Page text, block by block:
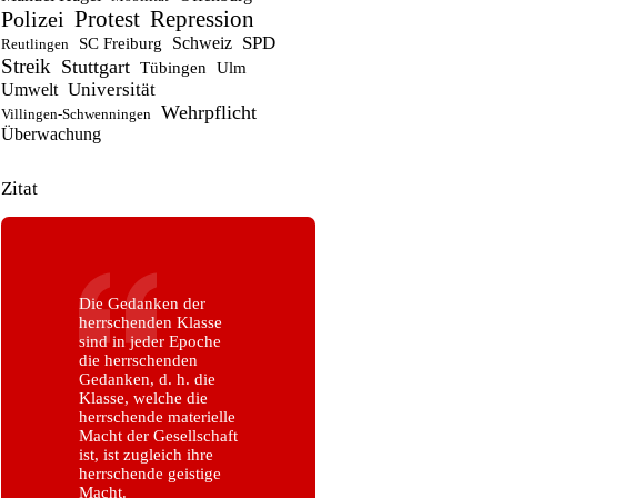
Polizei Protest Repression
Reutlingen SC Freiburg Schweiz SPD
Streik Stuttgart Tübingen Ulm
Umwelt Universität
Villingen-Schwenningen Wehrpflicht
Überwachung
Zitat
Die Gedanken der
herrschenden Klasse
sind in jeder Epoche
die herrschenden
Gedanken, d. h. die
Klasse, welche die
herrschende materielle
Macht der Gesellschaft
ist, ist zugleich ihre
herrschende geistige
Macht.